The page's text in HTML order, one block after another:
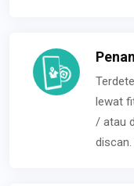
lewat
/ atau
discan.